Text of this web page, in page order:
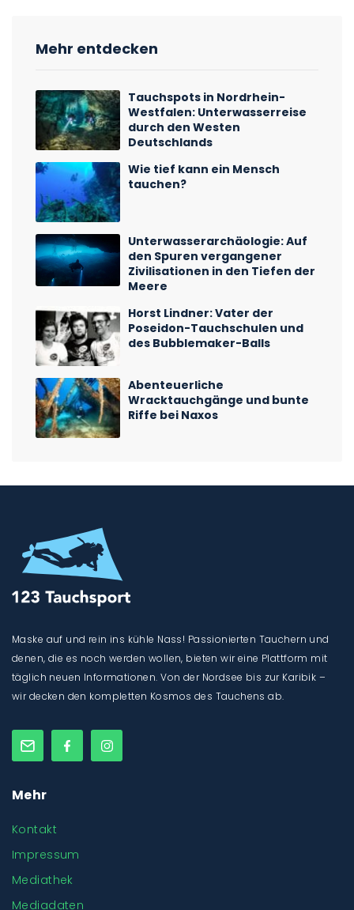
Mehr entdecken
Tauchspots in Nordrhein-
Westfalen: Unterwasserreise
durch den Westen
Deutschlands
Wie tief kann ein Mensch
tauchen?
Unterwasserarchäologie: Auf
den Spuren vergangener
Zivilisationen in den Tiefen der
Meere
Horst Lindner: Vater der
Poseidon-Tauchschulen und
des Bubblemaker-Balls
Abenteuerliche
Wracktauchgänge und bunte
Riffe bei Naxos
Maske auf und rein ins kühle Nass! Passionierten Tauchern und
denen, die es noch werden wollen, bieten wir eine Plattform mit
täglich neuen Informationen. Von der Nordsee bis zur Karibik –
wir decken den kompletten Kosmos des Tauchens ab.
Mehr
Kontakt
Impressum
Mediathek
Mediadaten